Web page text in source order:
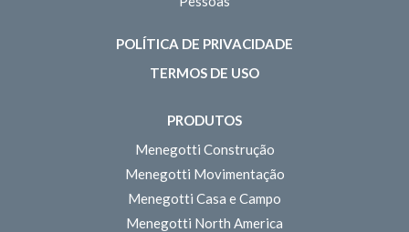
POLÍTICA DE PRIVACIDADE
TERMOS DE USO
PRODUTOS
Menegotti Construção
Menegotti Movimentação
Menegotti Casa e Campo
Menegotti North America